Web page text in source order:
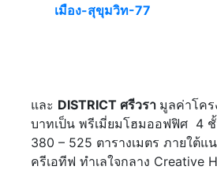
เมือง-สุขุมวิท-77
และ DISTRICT ศรีวรา มูลค่าโค
บาทเป็น พรีเมี่ยมโฮมออฟฟิศ 4
380 – 525 ตารางเมตร ภายใต้
ครีเอทีฟ ทำเลใจกลาง